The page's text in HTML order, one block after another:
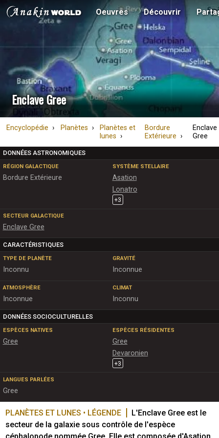
Oeuvres Découvrir
Enclave Gree
Encyclopédie Planètes
Planètes et
lunes
Bordure
Extérieure
Enclave
Gree
DONNÉES ASTRONOMIQUES
RÉGION GALACTIQUE
Bordure Extérieure
SYSTÈME STELLAIRE
Asation
Lonatro
+3
SECTEUR GALACTIQUE
Enclave Gree
CARACTÉRISTIQUES
TYPE DE PLANÈTE
Inconnu
GRAVITÉ
Inconnue
ATMOSPHÈRE
Inconnue
CLIMAT
Inconnu
DONNÉES SOCIOCULTURELLES
ESPÈCES NATIVES
Gree
ESPÈCES RÉSIDENTES
Gree
Devaronien
+3
LANGUES PARLÉES
Gree
PLANÈTES ET LUNES • LÉGENDE
L'Enclave Gree est le
secteur de la galaxie sous contrôle de l'espèce